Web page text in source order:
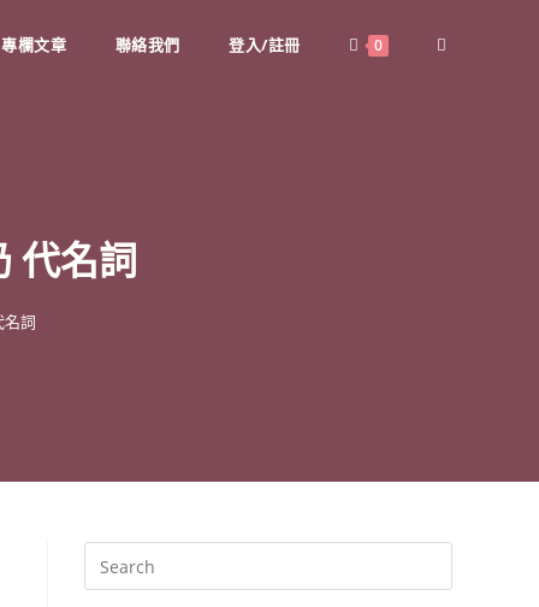
專欄文章 聯絡我們 登入/註冊 0 Toggle
代名詞
詞